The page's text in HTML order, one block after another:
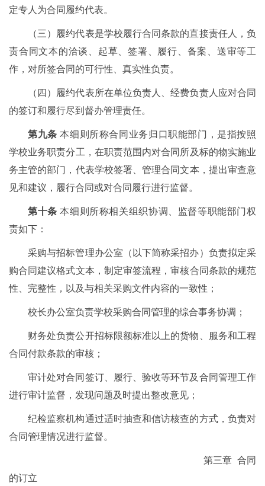
定专人为合同履约代表。
（三）履约代表是学校履行合同条款的直接责任人，负
责合同文本的洽谈、起草、签署、履行、备案、送审等工
作，对所签合同的可行性、真实性负责。
（四）履约代表所在单位负责人、经费负责人应对合同
的签订和履行尽到督办管理责任。
第九条 本细则所称合同业务归口职能部门，是指按照
学校业务职责分工，在职责范围内对合同所及标的物实施业
务主管的部门，代表学校签署、管理合同文本，提出审查意
见和建议，履行合同或对合同履行进行监督。
第十条 本细则所称相关组织协调、监督等职能部门权
责如下：
采购与招标管理办公室（以下简称采招办）负责拟定采
购合同建议格式文本，制定审签流程，审核合同条款的规范
性、完整性，以及与相关采购文件内容的一致性；
校长办公室负责学校采购合同管理的综合事务协调；
财务处负责公开招标限额标准以上的货物、服务和工程
合同付款条款的审核；
审计处对合同签订、履行、验收等环节及合同管理工作
进行审计监督，发现问题及时提出整改意见；
纪检监察机构通过适时抽查和信访核查的方式，负责对
合同管理情况进行监督。
第三章 合同
的订立